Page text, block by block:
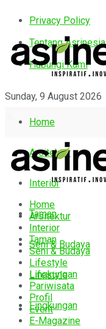
Privacy Policy
Tentang Asrinesia
Hubungi Kami
Sunday, 9 August 2026
Home
Arsitektur
Interior
Taman
Seni & Budaya
Lifestyle
Lingkungan
Home
Arsitektur
Interior
Taman
Seni & Budaya
Lifestyle
Lingkungan
Pariwisata
Profil
Event
E-Magazine